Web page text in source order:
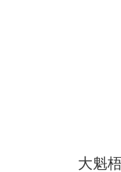
大魁